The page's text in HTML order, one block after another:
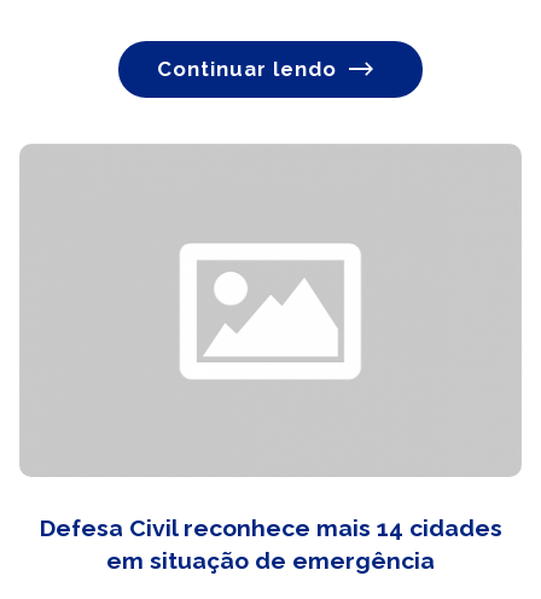
Continuar lendo
Defesa Civil reconhece mais 14 cidades
em situação de emergência